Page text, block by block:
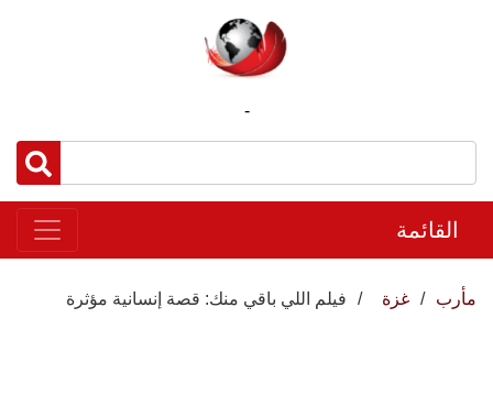
-
القائمة
مأرب غزة فيلم اللي باقي منك: قصة إنسانية مؤثرة